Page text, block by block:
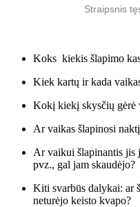
Straipsnis
Koks kiekis šlapimo
Kiek kartų ir kada
Kokį kiekį skysčių gėrė
Ar vaikas šlapinosi
Ar vaikui šlapinantis jis
pvz., gal jam skaudėjo?
Kiti svarbūs dalykai: ar
neturėjo keisto kvapo?